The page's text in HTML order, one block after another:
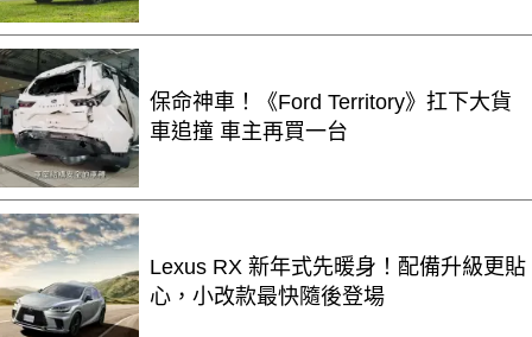
保命神車！《Ford Territory》扛下大貨
車追撞 車主再買一台
Lexus RX 新年式先暖身！配備升級更貼
心，小改款最快隨後登場